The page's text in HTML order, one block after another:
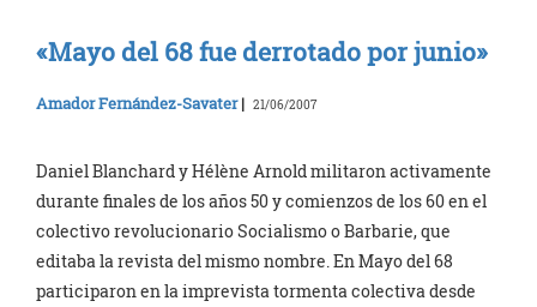
«Mayo del 68 fue derrotado por junio»
Amador Fernández-Savater| 21/06/2007
Daniel Blanchard y Hélène Arnold militaron activamente
durante finales de los años 50 y comienzos de los 60 en el
colectivo revolucionario Socialismo o Barbarie, que
editaba la revista del mismo nombre. En Mayo del 68
participaron en la imprevista tormenta colectiva desde